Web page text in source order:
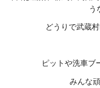
う
どうりで武蔵
ピットや洗車ブ
みんな